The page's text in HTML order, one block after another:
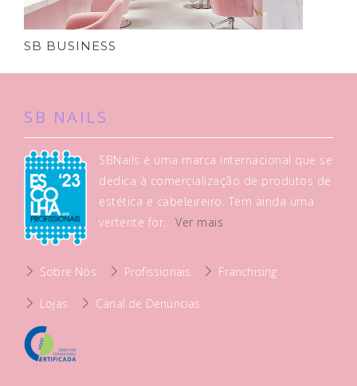
SB BUSINESS
SB NAILS
SBNails é uma marca internacional que se
dedica à comercialização de produtos de
estética e cabeleireiro. Tem ainda uma
vertente for...Ver mais
Sobre Nós Profissionais Franchising
Lojas Canal de Denúncias